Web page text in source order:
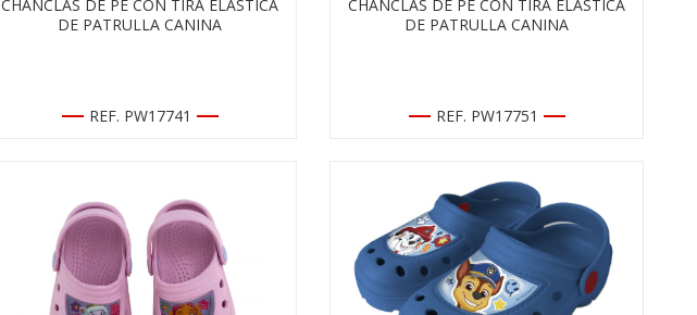
CHANCLAS DE PE CON TIRA ELÁSTICA
DE PATRULLA CANINA
REF. PW17741
CHANCLAS DE PE CON TIRA ELÁSTICA
DE PATRULLA CANINA
REF. PW17751